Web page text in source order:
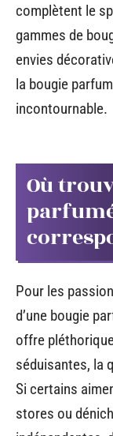
complètent le
gammes de
envies
la bougie
incontournable.
Où
Pour les
d’une bougie
offre
séduisantes, la
Si certains
stores ou